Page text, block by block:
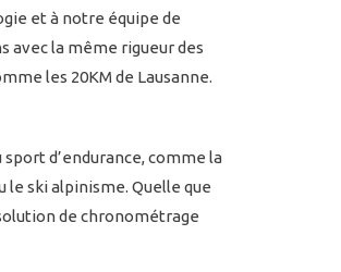
et à notre équipe de
la même rigueur des
les 20KM de Lausanne.
d’endurance, comme la
le ski alpinisme. Quelle que
de chronométrage